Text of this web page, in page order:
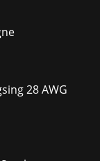
28 AWG